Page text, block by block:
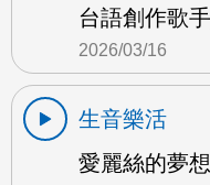
台語創作歌
2026/03/16
生音樂活
愛麗絲的夢